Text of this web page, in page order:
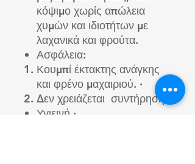
κόψιμο χωρίς απώλεια
χυμών και ιδιοτήτων με
λαχανικά και φρούτα.
Ασφάλεια:
Κουμπί έκτακτης ανάγκης
και φρένο μαχαιριού. ·
Δεν χρειάζεται συντήρηση.
Υγιεινή ·